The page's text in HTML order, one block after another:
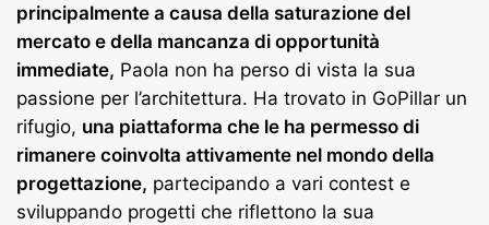
principalmente a causa della saturazione del
mercato e della mancanza di opportunità
immediate, Paola non ha perso di vista la sua
passione per l’architettura. Ha trovato in GoPillar un
rifugio, una piattaforma che le ha permesso di
rimanere coinvolta attivamente nel mondo della
progettazione, partecipando a vari contest e
sviluppando progetti che riflettono la sua